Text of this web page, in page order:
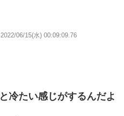
2022/06/15(水) 00:09:09.76
冷たい感じがするんだよ